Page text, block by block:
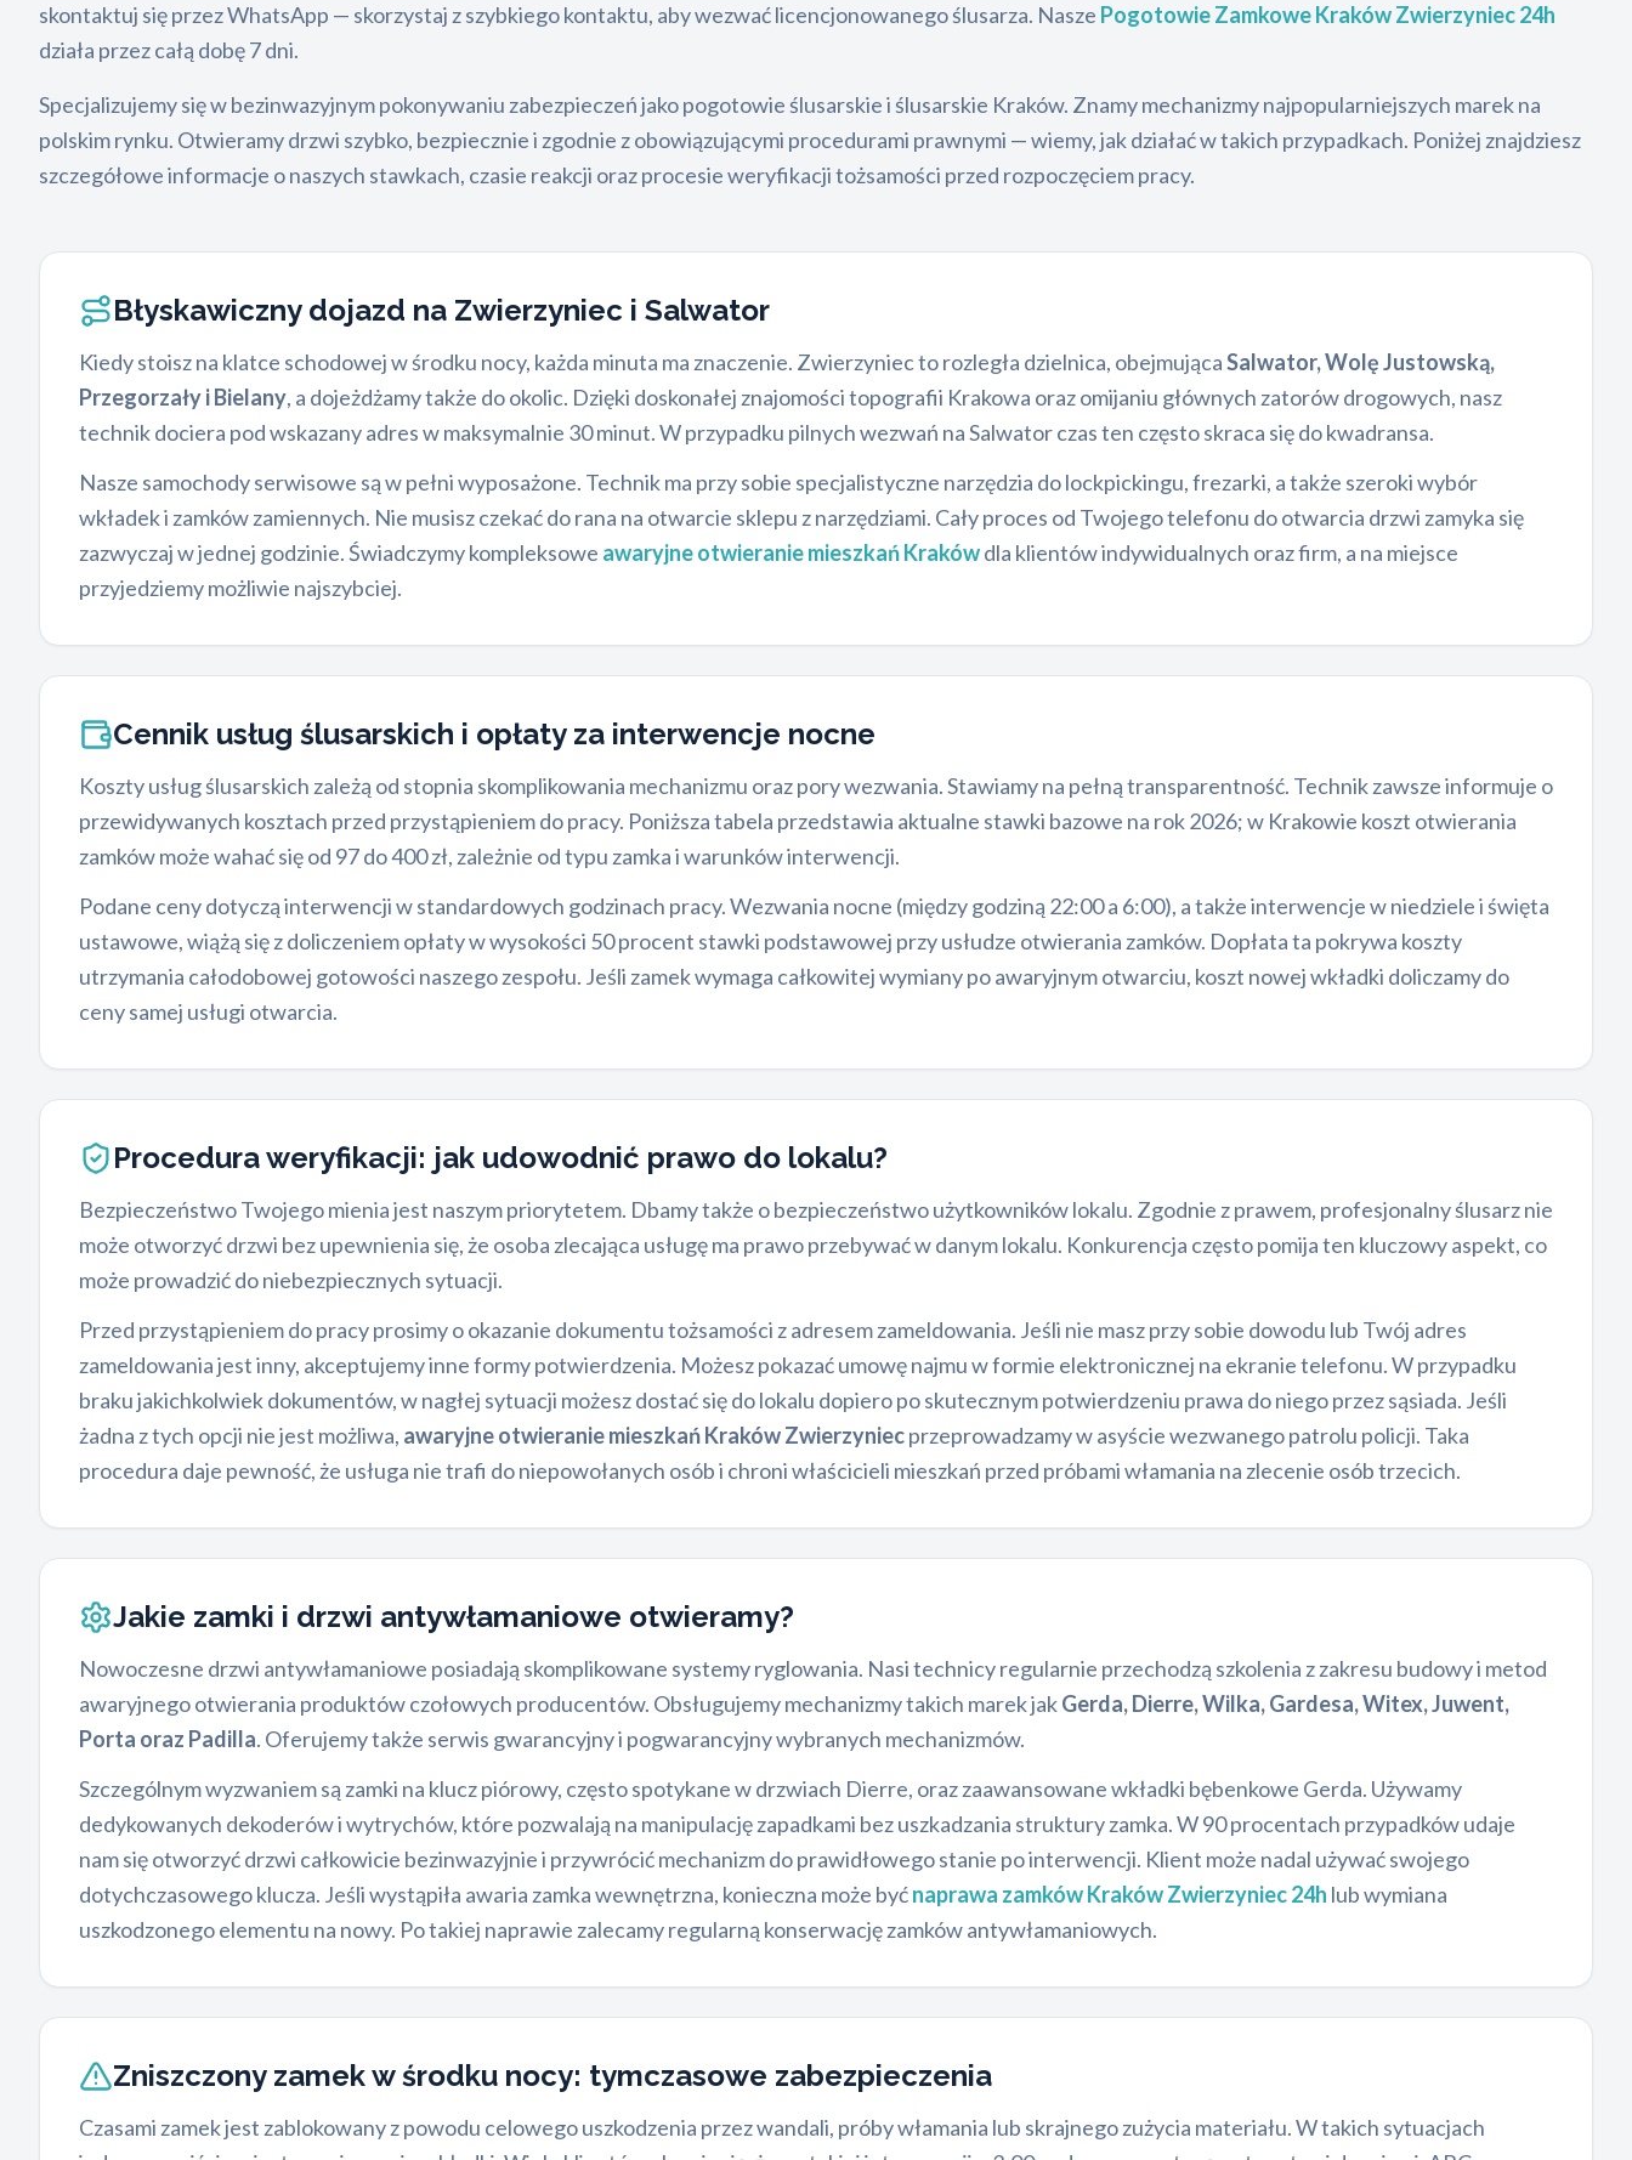
skontaktuj się przez WhatsApp — skorzystaj z szybkiego kontaktu, aby wezwać licencjonowanego ślusarza. Nasze Pogotowie Zamkowe Kraków Zwierzyniec 24h
działa przez całą dobę 7 dni.
Specjalizujemy się w bezinwazyjnym pokonywaniu zabezpieczeń jako pogotowie ślusarskie i ślusarskie Kraków. Znamy mechanizmy najpopularniejszych marek na
polskim rynku. Otwieramy drzwi szybko, bezpiecznie i zgodnie z obowiązującymi procedurami prawnymi — wiemy, jak działać w takich przypadkach. Poniżej znajdziesz
szczegółowe informacje o naszych stawkach, czasie reakcji oraz procesie weryfikacji tożsamości przed rozpoczęciem pracy.
Błyskawiczny dojazd na Zwierzyniec i Salwator
Kiedy stoisz na klatce schodowej w środku nocy, każda minuta ma znaczenie. Zwierzyniec to rozległa dzielnica, obejmującaSalwator, Wolę Justowską,
Przegorzały i Bielany, a dojeżdżamy także do okolic. Dzięki doskonałej znajomości topografii Krakowa oraz omijaniu głównych zatorów drogowych, nasz
technik dociera pod wskazany adres w maksymalnie 30 minut. W przypadku pilnych wezwań na Salwator czas ten często skraca się do kwadransa.
Nasze samochody serwisowe są w pełni wyposażone. Technik ma przy sobie specjalistyczne narzędzia do lockpickingu, frezarki, a także szeroki wybór
wkładek i zamków zamiennych. Nie musisz czekać do rana na otwarcie sklepu z narzędziami. Cały proces od Twojego telefonu do otwarcia drzwi zamyka się
zazwyczaj w jednej godzinie. Świadczymy kompleksowe awaryjne otwieranie mieszkań Krakówdla klientów indywidualnych oraz firm, a na miejsce
przyjedziemy możliwie najszybciej.
Cennik usług ślusarskich i opłaty za interwencje nocne
Koszty usług ślusarskich zależą od stopnia skomplikowania mechanizmu oraz pory wezwania. Stawiamy na pełną transparentność. Technik zawsze informuje o
przewidywanych kosztach przed przystąpieniem do pracy. Poniższa tabela przedstawia aktualne stawki bazowe na rok 2026; w Krakowie koszt otwierania
zamków może wahać się od 97 do 400 zł, zależnie od typu zamka i warunków interwencji.
Podane ceny dotyczą interwencji w standardowych godzinach pracy. Wezwania nocne (między godziną 22:00 a 6:00), a także interwencje w niedziele i święta
ustawowe, wiążą się z doliczeniem opłaty w wysokości 50 procent stawki podstawowej przy usłudze otwierania zamków. Dopłata ta pokrywa koszty
utrzymania całodobowej gotowości naszego zespołu. Jeśli zamek wymaga całkowitej wymiany po awaryjnym otwarciu, koszt nowej wkładki doliczamy do
ceny samej usługi otwarcia.
Procedura weryfikacji: jak udowodnić prawo do lokalu?
Bezpieczeństwo Twojego mienia jest naszym priorytetem. Dbamy także o bezpieczeństwo użytkowników lokalu. Zgodnie z prawem, profesjonalny ślusarz nie
może otworzyć drzwi bez upewnienia się, że osoba zlecająca usługę ma prawo przebywać w danym lokalu. Konkurencja często pomija ten kluczowy aspekt, co
może prowadzić do niebezpiecznych sytuacji.
Przed przystąpieniem do pracy prosimy o okazanie dokumentu tożsamości z adresem zameldowania. Jeśli nie masz przy sobie dowodu lub Twój adres
zameldowania jest inny, akceptujemy inne formy potwierdzenia. Możesz pokazać umowę najmu w formie elektronicznej na ekranie telefonu. W przypadku
braku jakichkolwiek dokumentów, w nagłej sytuacji możesz dostać się do lokalu dopiero po skutecznym potwierdzeniu prawa do niego przez sąsiada. Jeśli
żadna z tych opcji nie jest możliwa, awaryjne otwieranie mieszkań Kraków Zwierzyniecprzeprowadzamy w asyście wezwanego patrolu policji. Taka
procedura daje pewność, że usługa nie trafi do niepowołanych osób i chroni właścicieli mieszkań przed próbami włamania na zlecenie osób trzecich.
Jakie zamki i drzwi antywłamaniowe otwieramy?
Nowoczesne drzwi antywłamaniowe posiadają skomplikowane systemy ryglowania. Nasi technicy regularnie przechodzą szkolenia z zakresu budowy i metod
awaryjnego otwierania produktów czołowych producentów. Obsługujemy mechanizmy takich marek jakGerda, Dierre, Wilka, Gardesa, Witex, Juwent,
Porta oraz Padilla. Oferujemy także serwis gwarancyjny i pogwarancyjny wybranych mechanizmów.
Szczególnym wyzwaniem są zamki na klucz piórowy, często spotykane w drzwiach Dierre, oraz zaawansowane wkładki bębenkowe Gerda. Używamy
dedykowanych dekoderów i wytrychów, które pozwalają na manipulację zapadkami bez uszkadzania struktury zamka. W 90 procentach przypadków udaje
nam się otworzyć drzwi całkowicie bezinwazyjnie i przywrócić mechanizm do prawidłowego stanie po interwencji. Klient może nadal używać swojego
dotychczasowego klucza. Jeśli wystąpiła awaria zamka wewnętrzna, konieczna może byćnaprawa zamków Kraków Zwierzyniec 24h lub wymiana
uszkodzonego elementu na nowy. Po takiej naprawie zalecamy regularną konserwację zamków antywłamaniowych.
Zniszczony zamek w środku nocy: tymczasowe zabezpieczenia
Czasami zamek jest zablokowany z powodu celowego uszkodzenia przez wandali, próby włamania lub skrajnego zużycia materiału. W takich sytuacjach